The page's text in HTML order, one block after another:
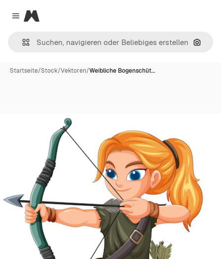
Close menu
Magnific
Nach
Startseite/Stock/Vektoren/Weibliche Bogenschüt…